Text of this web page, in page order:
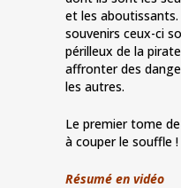
et les
souvenirs ceux-ci
périlleux de la
affronter des
les autres.
Le premier tome
à couper le souffle !
Résumé en vidéo